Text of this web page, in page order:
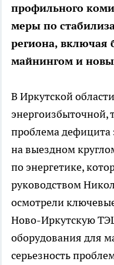
профильного
меры по
региона, включая
майнингом и
В Иркутской
энергоизбыточной,
проблема дефицита
на выездном
по энергетике,
руководством
осмотрели
Ново-Иркутскую
оборудования для
серьезность